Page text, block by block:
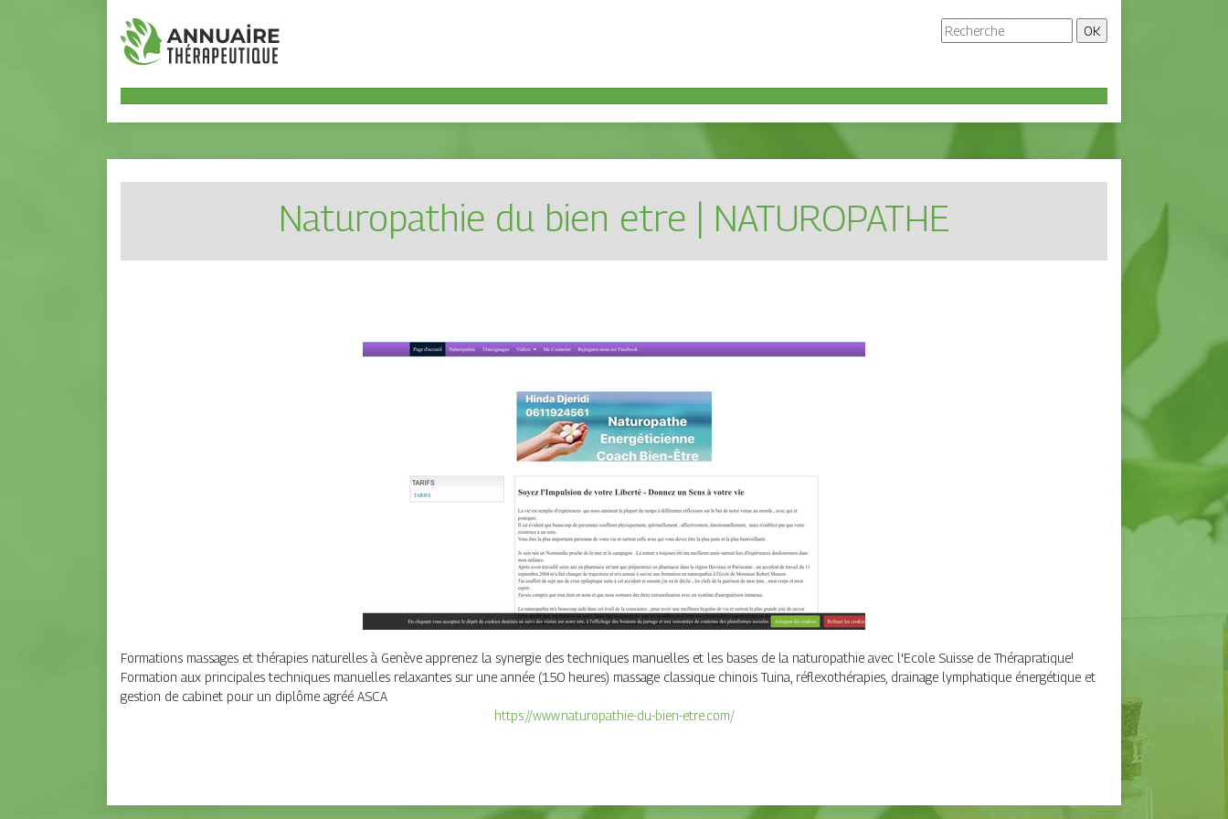
Naturo­pat­hie du bien etre | NATUROPATHE
Formations massages et thérapies naturelles à Genève apprenez la synergie des techniques manuelles et les bases de la naturopathie avec l'Ecole Suisse de Thérapratique!
Formation aux principales techniques manuelles relaxantes sur une année (150 heures) massage classique chinois Tuina, réflexothérapies, drainage lymphatique énergétique et
gestion de cabinet pour un diplôme agréé ASCA
https://www.naturopathie-du-bien-etre.com/